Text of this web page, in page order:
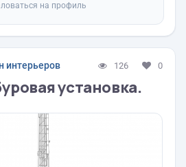
на профиль
интерьеров 126 0
установка.